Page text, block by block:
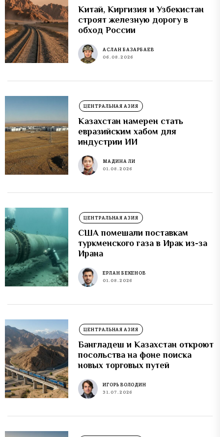
Китай, Киргизия и Узбекистан
строят железную дорогу в
обход России
АСЛАН БАЗАРБАЕВ
06.08.2026
ЦЕНТРАЛЬНАЯ АЗИЯ
Казахстан намерен стать
евразийским хабом для
индустрии ИИ
МАДИНА ЛИ
01.08.2026
ЦЕНТРАЛЬНАЯ АЗИЯ
США помешали поставкам
туркменского газа в Ирак из-за
Ирана
ЕРЛАН БЕКЕНОВ
01.08.2026
ЦЕНТРАЛЬНАЯ АЗИЯ
Бангладеш и Казахстан откроют
посольства на фоне поиска
новых торговых путей
ИГОРЬ ВОЛОДИН
31.07.2026